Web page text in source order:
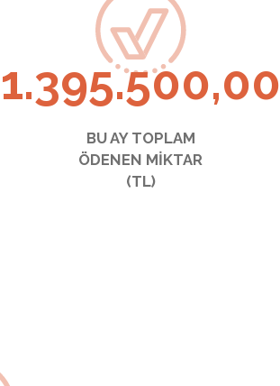
1.395.500,00
BU AY TOPLAM
ÖDENEN MİKTAR
(TL)